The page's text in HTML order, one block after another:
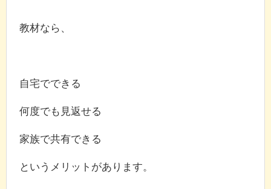
教材なら、
自宅でできる
何度でも見返せる
家族で共有できる
というメリットがあります。